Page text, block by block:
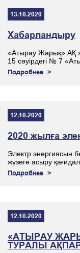
13.10.2020
Хабарландыру
«Атырау Жарық» АҚ
15 сәуірдегі № 7
Подробнее
12.10.2020
2020 жылға
Электр энергиясын
жүзеге асыру
Подробнее
12.10.2020
«АТЫРАУ
ТУРАЛЫ